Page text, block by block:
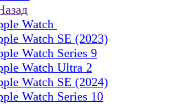
Watch
Watch SE (2023)
Watch Series 9
Watch Ultra 2
Watch SE (2024)
Watch Series 10